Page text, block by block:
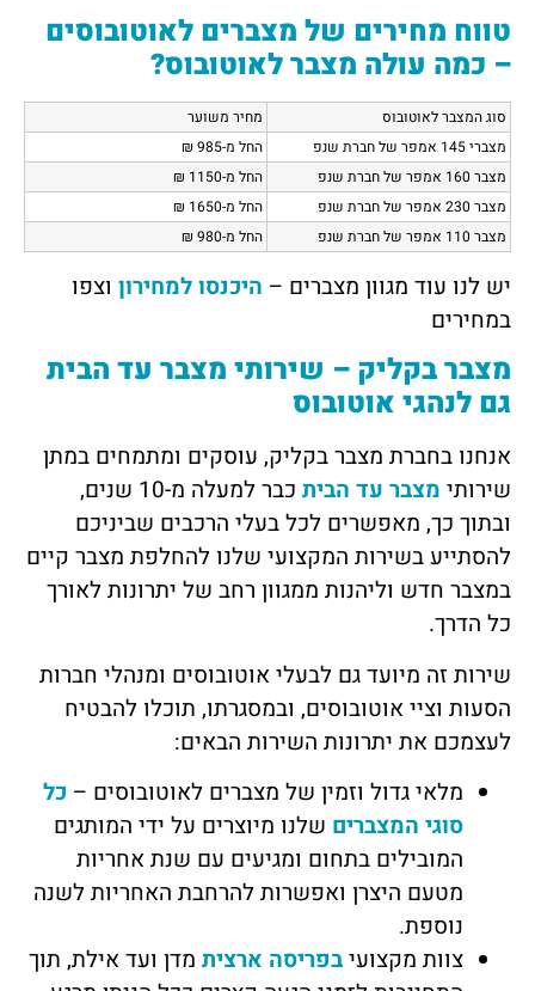
טווח מחירים של מצברים לאוטובוסים
– כמה עולה מצבר לאוטובוס?
סוג המצבר לאוטובוס
מחיר משוער
מצברי 145 אמפר של חברת שנפ
החל מ-985
₪
מצבר 160 אמפר של חברת שנפ
החל מ-1150
₪
מצבר 230 אמפר של חברת שנפ
החל מ-1650
₪
מצבר 110 אמפר של חברת שנפ
החל מ-980 ₪
יש לנו עוד מגוון מצברים – היכנסו למחירון וצפו
במחירים
מצבר בקליק – שירותי מצבר עד הבית
גם לנהגי אוטובוס
אנחנו בחברת מצבר בקליק, עוסקים ומתמחים במתן
שירותי מצבר עד הבית
כבר למעלה מ-10 שנים,
ובתוך כך, מאפשרים לכל בעלי הרכבים שביניכם
להסתייע בשירות המקצועי שלנו להחלפת מצבר קיים
במצבר חדש וליהנות ממגוון רחב של יתרונות לאורך
כל הדרך.
שירות זה מיועד גם לבעלי אוטובוסים ומנהלי חברות
הסעות וציי אוטובוסים, ובמסגרתו, תוכלו להבטיח
לעצמכם את יתרונות השירות הבאים:
מלאי גדול וזמין של מצברים לאוטובוסים – כל
סוגי המצברים שלנו מיוצרים על ידי המותגים
המובילים בתחום ומגיעים עם שנת אחריות
מטעם היצרן ואפשרות להרחבת האחריות לשנה
נוספת.
צוות מקצועיבפריסה ארצית מדן ועד אילת, תוך